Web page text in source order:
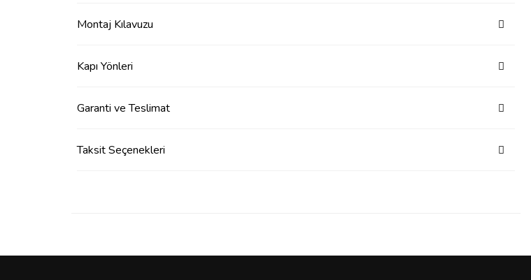
Montaj Kılavuzu
Kapı Yönleri
Garanti ve Teslimat
Taksit Seçenekleri